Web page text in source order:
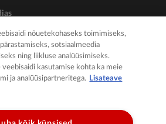
nõuetekohaseks toimimiseks,
sotsiaalmeedia
ning liikluse analüüsimiseks.
kasutamise kohta ka meie
ja analüüsipartneritega. Lisateave